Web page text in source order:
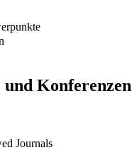
Konferenzen
Journals